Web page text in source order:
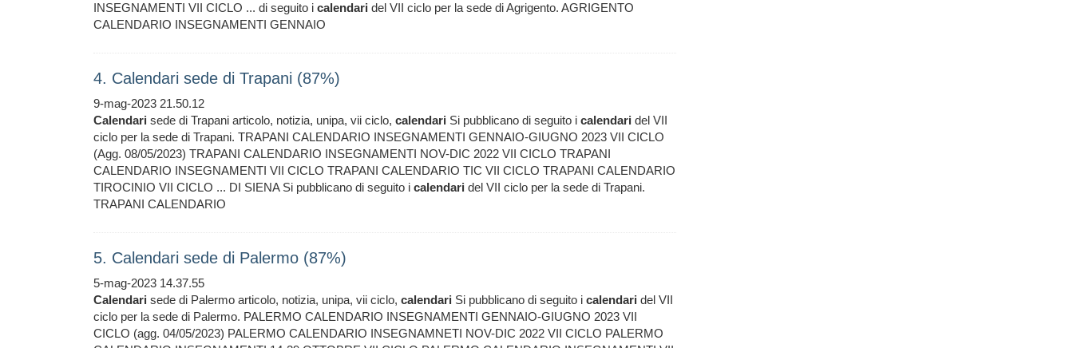
INSEGNAMENTI VII CICLO ... di seguito i calendari del VII ciclo per la sede di Agrigento. AGRIGENTO
CALENDARIO INSEGNAMENTI GENNAIO
4. Calendari sede di Trapani (87%)
9-mag-2023 21.50.12
Calendari sede di Trapani articolo, notizia, unipa, vii ciclo, calendari Si pubblicano di seguito i calendari del VII
ciclo per la sede di Trapani. TRAPANI CALENDARIO INSEGNAMENTI GENNAIO-GIUGNO 2023 VII CICLO
(Agg. 08/05/2023) TRAPANI CALENDARIO INSEGNAMENTI NOV-DIC 2022 VII CICLO TRAPANI
CALENDARIO INSEGNAMENTI VII CICLO TRAPANI CALENDARIO TIC VII CICLO TRAPANI CALENDARIO
TIROCINIO VII CICLO ... DI SIENA Si pubblicano di seguito i calendari del VII ciclo per la sede di Trapani.
TRAPANI CALENDARIO
5. Calendari sede di Palermo (87%)
5-mag-2023 14.37.55
Calendari sede di Palermo articolo, notizia, unipa, vii ciclo, calendari Si pubblicano di seguito i calendari del VII
ciclo per la sede di Palermo. PALERMO CALENDARIO INSEGNAMENTI GENNAIO-GIUGNO 2023 VII
CICLO (agg. 04/05/2023) PALERMO CALENDARIO INSEGNAMNETI NOV-DIC 2022 VII CICLO PALERMO